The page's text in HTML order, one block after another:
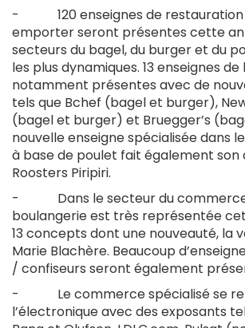
- 120 enseignes de restauration
emporter seront présentes cette
secteurs du bagel, du burger et du
les plus dynamiques. 13 enseignes
notamment présentes avec de
tels que Bchef (bagel et burger),
(bagel et burger) et Bruegger’s
nouvelle enseigne spécialisée dans
à base de poulet fait également son
Roosters Piripiri.
- Dans le secteur du commerce
boulangerie est très représentée
13 concepts dont une nouveauté, la
Marie Blachère. Beaucoup
/ confiseurs seront également
- Le commerce spécialisé se
l’électronique avec des exposants